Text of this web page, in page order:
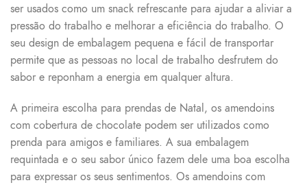
ser usados como um snack refrescante para ajudar a aliviar a
pressão do trabalho e melhorar a eficiência do trabalho. O
seu design de embalagem pequena e fácil de transportar
permite que as pessoas no local de trabalho desfrutem do
sabor e reponham a energia em qualquer altura.
A primeira escolha para prendas de Natal, os amendoins
com cobertura de chocolate podem ser utilizados como
prenda para amigos e familiares. A sua embalagem
requintada e o seu sabor único fazem dele uma boa escolha
para expressar os seus sentimentos. Os amendoins com